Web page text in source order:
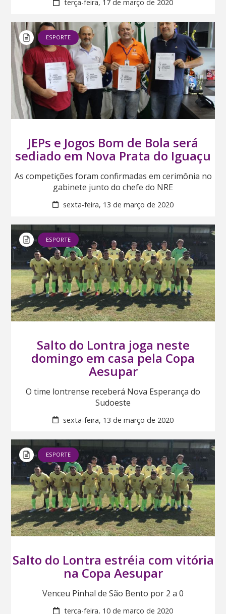
terça-feira, 17 de março de 2020
ESPORTE
JEPs e Jogos Bom de Bola será
sediado em Nova Prata do Iguaçu
As competições foram confirmadas em cerimônia no
gabinete junto do chefe do NRE
sexta-feira, 13 de março de 2020
ESPORTE
Salto do Lontra joga neste
domingo em casa pela Copa
Aesupar
O time lontrense receberá Nova Esperança do
Sudoeste
sexta-feira, 13 de março de 2020
ESPORTE
Salto do Lontra estréia com vitória
na Copa Aesupar
Venceu Pinhal de São Bento por 2 a 0
terça-feira, 10 de março de 2020